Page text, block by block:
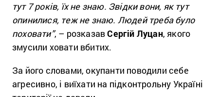
тут 7 років, їх не знаю. Звідки вони, як тут
опинилися, теж не знаю. Людей треба було
поховати”, – розказавСергій Луцан, якого
змусили ховати вбитих.
За його словами, окупанти поводили себе
агресивно, і виїхати на підконтрольну Україні